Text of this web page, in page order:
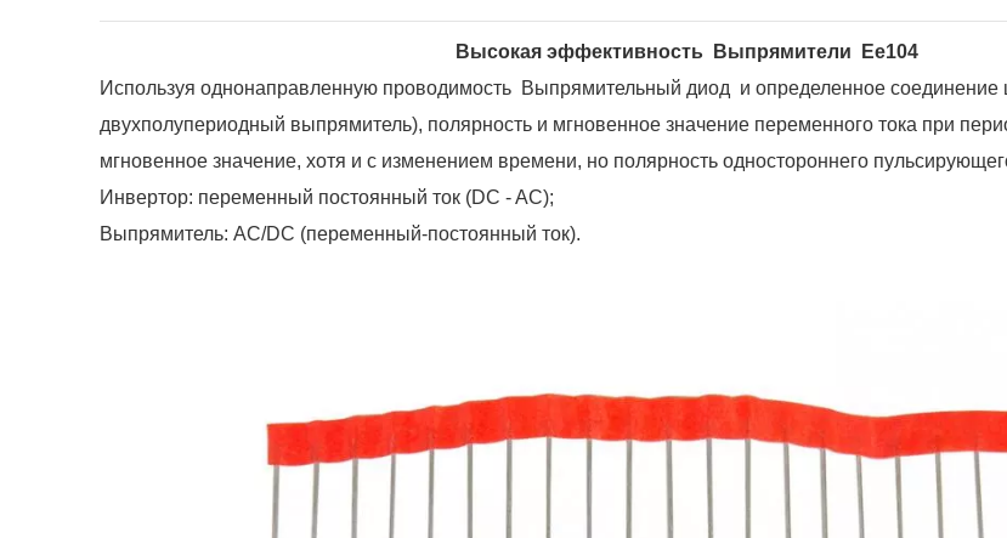
Высокая эффективность Выпрямители Ее104
Используя однонаправленную проводимость Выпрямительный диод и определенное соединение
двухполупериодный выпрямитель), полярность и мгновенное значение переменного тока при
мгновенное значение, хотя и с изменением времени, но полярность одностороннего
Инвертор: переменный постоянный ток (DC - AC);
Выпрямитель: AC/DC (переменный-постоянный ток).